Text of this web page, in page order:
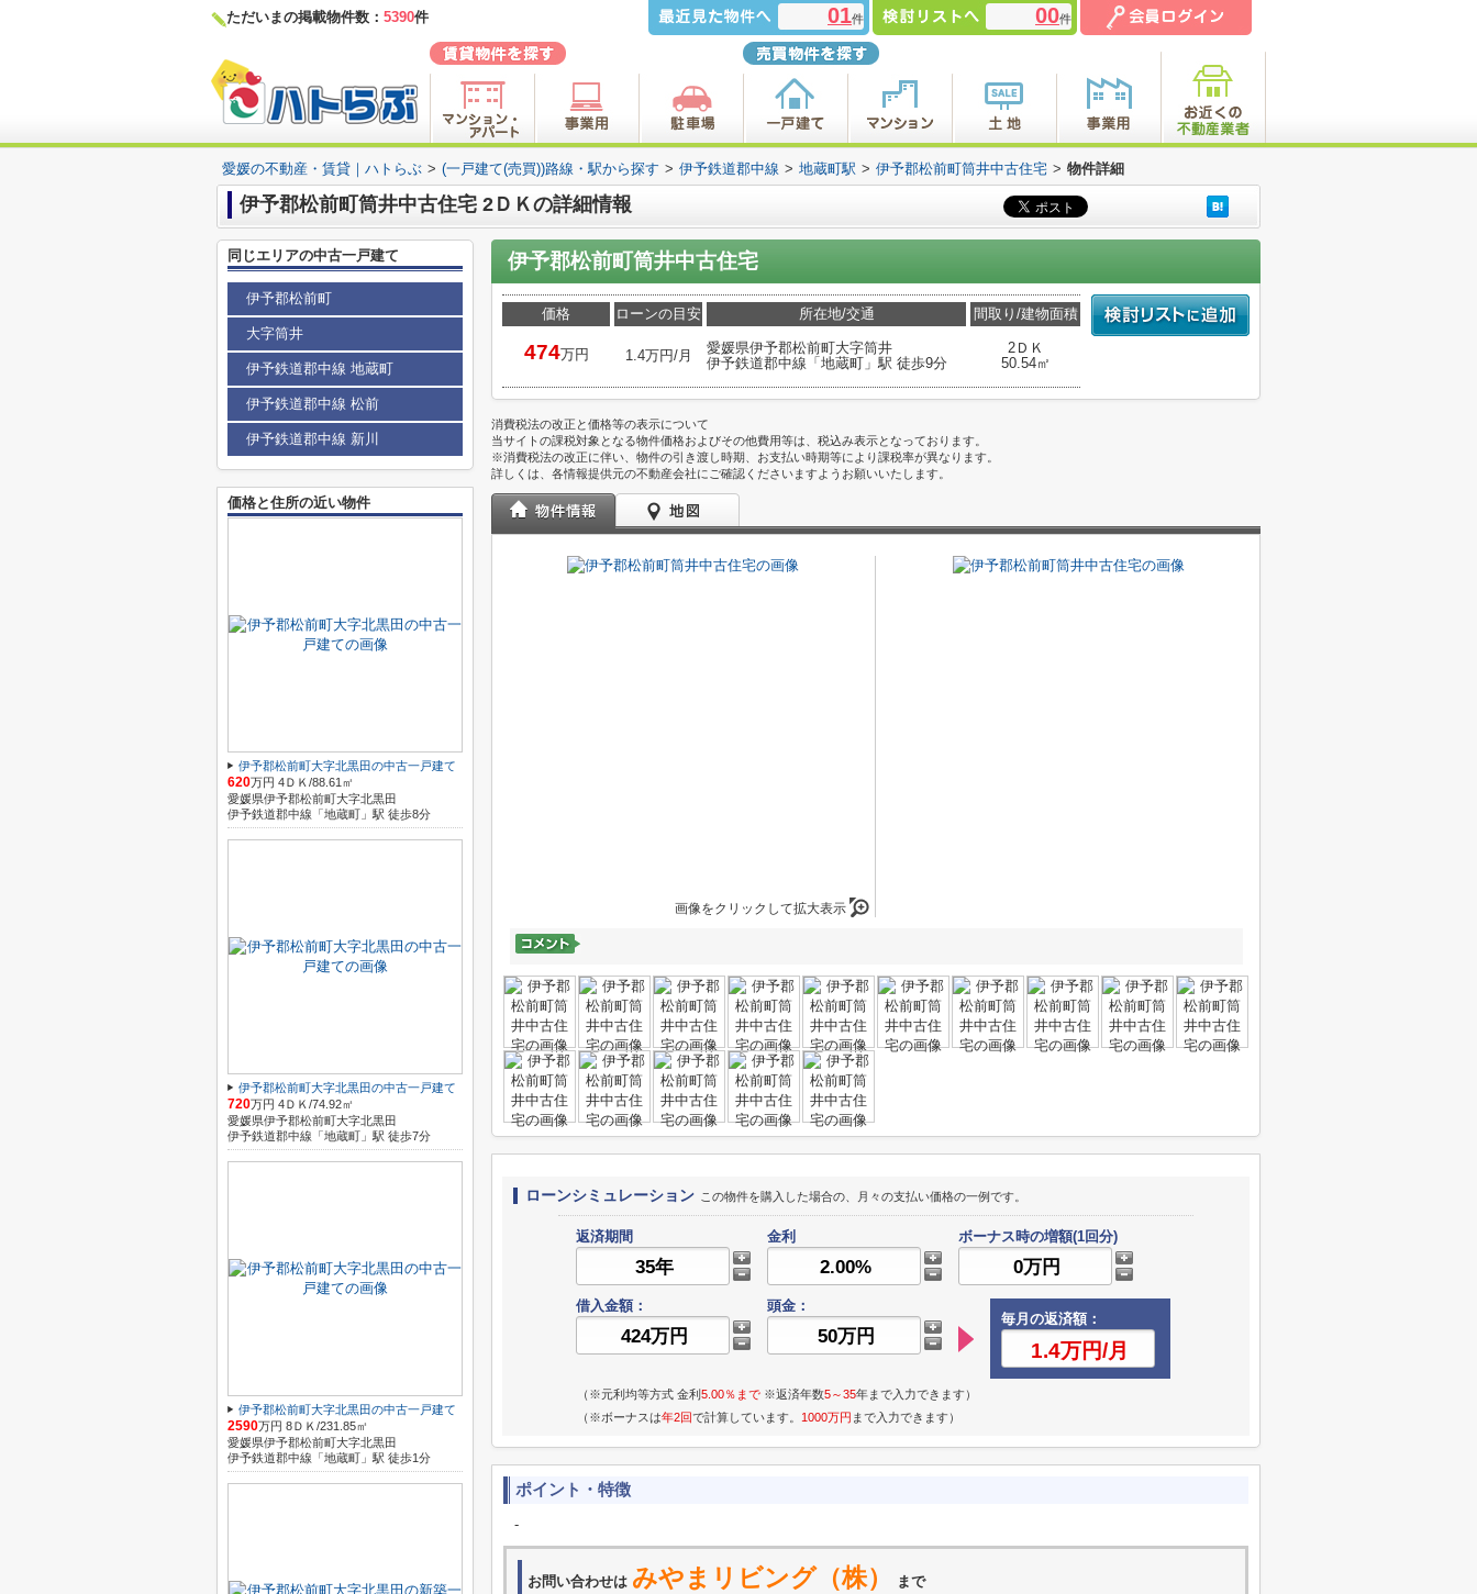
ただいまの掲載物件数： 5390件 01件 00件
愛媛の不動産・賃貸｜ハトらぶ > (一戸建て(売買))路線・駅から探す > 伊予鉄道郡中線 > 地蔵町駅 > 伊予郡松前町筒井中古住宅 > 物件詳細
伊予郡松前町筒井中古住宅 2ＤＫの詳細情報
伊予郡松前町筒井中古住宅
価格
474万円
ローンの目安
1.4万円/月
所在地/交通
愛媛県伊予郡松前町大字筒井
伊予鉄道郡中線「地蔵町」駅 徒歩9分
間取り/建物面積
2ＤＫ
50.54㎡
消費税法の改正と価格等の表示について
当サイトの課税対象となる物件価格およびその他費用等は、税込み表示となっております。
※消費税法の改正に伴い、物件の引き渡し時期、お支払い時期等により課税率が異なります。
詳しくは、各情報提供元の不動産会社にご確認くださいますようお願いいたします。
画像をクリックして拡大表示
ローンシミュレーション この物件を購入した場合の、月々の支払い価格の一例です。
返済期間 金利 ボーナス時の増額(1回分)
借入金額：
頭金：
毎月の返済額：
（※元利均等方式 金利5.00％まで ※返済年数5～35年まで入力できます）
（※ボーナスは年2回で計算しています。 1000万円 まで入力できます）
ポイント・特徴
-
お問い合わせは みやまリビング（株） まで
同じエリアの中古一戸建て
伊予郡松前町
大字筒井
伊予鉄道郡中線 地蔵町
伊予鉄道郡中線 松前
伊予鉄道郡中線 新川
価格と住所の近い物件
伊予郡松前町大字北黒田の中古一戸建て
620万円 4ＤＫ/88.61㎡
愛媛県伊予郡松前町大字北黒田
伊予鉄道郡中線「地蔵町」駅 徒歩8分
伊予郡松前町大字北黒田の中古一戸建て
720万円 4ＤＫ/74.92㎡
愛媛県伊予郡松前町大字北黒田
伊予鉄道郡中線「地蔵町」駅 徒歩7分
伊予郡松前町大字北黒田の中古一戸建て
2590万円 8ＤＫ/231.85㎡
愛媛県伊予郡松前町大字北黒田
伊予鉄道郡中線「地蔵町」駅 徒歩1分